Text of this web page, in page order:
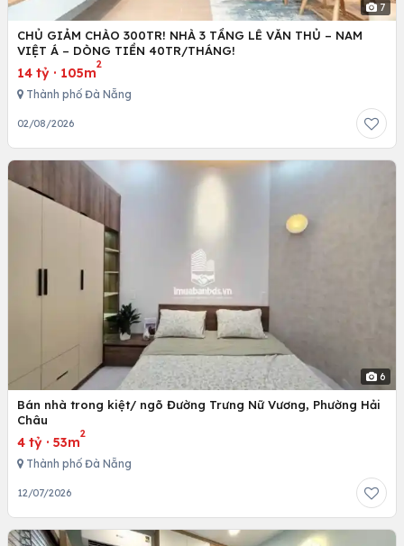
7
CHỦ GIẢM CHÀO 300TR! NHÀ 3 TẦNG LÊ VĂN THỦ – NAM
VIỆT Á – DÒNG TIỀN 40TR/THÁNG!
14 tỷ · 105m
2
Thành phố Đà Nẵng
02/08/2026
6
Bán nhà trong kiệt/ ngõ Đường Trưng Nữ Vương, Phường Hải
Châu
4 tỷ · 53m
2
Thành phố Đà Nẵng
12/07/2026